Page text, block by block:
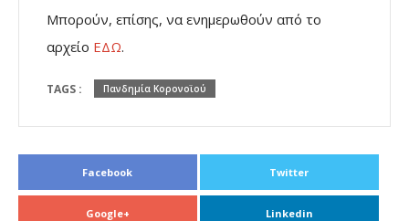
Μπορούν, επίσης, να ενημερωθούν από το
αρχείο ΕΔΩ.
TAGS : Πανδημία Κορονοϊού
Facebook Twitter
Google+ Linkedin